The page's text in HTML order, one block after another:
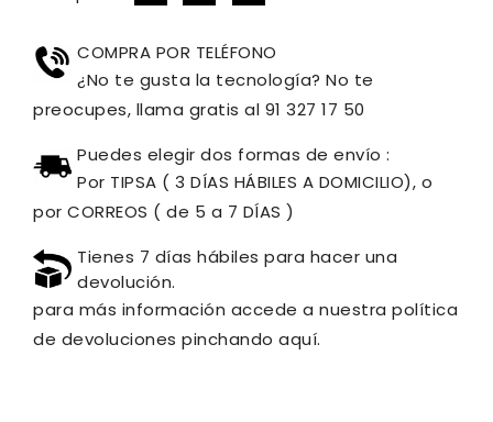
COMPRA POR TELÉFONO
¿No te gusta la tecnología? No te
preocupes, llama gratis al 91 327 17 50
Puedes elegir dos formas de envío :
Por TIPSA ( 3 DÍAS HÁBILES A DOMICILIO), o
por CORREOS ( de 5 a 7 DÍAS )
Tienes 7 días hábiles para hacer una
devolución.
para más información accede a nuestra política
de devoluciones pinchando aquí.